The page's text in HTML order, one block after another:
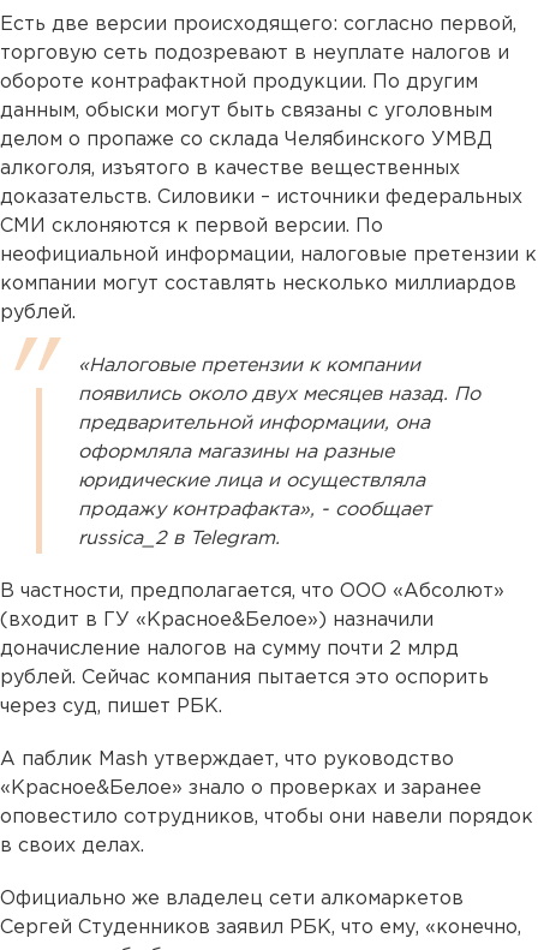
Есть две версии происходящего: согласно первой,
торговую сеть подозревают в неуплате налогов и
обороте контрафактной продукции. По другим
данным, обыски могут быть связаны с уголовным
делом о пропаже со склада Челябинского УМВД
алкоголя, изъятого в качестве вещественных
доказательств. Силовики – источники федеральных
СМИ склоняются к первой версии. По
неофициальной информации, налоговые претензии к
компании могут составлять несколько миллиардов
рублей.
«Налоговые претензии к компании
появились около двух месяцев назад. По
предварительной информации, она
оформляла магазины на разные
юридические лица и осуществляла
продажу контрафакта», - сообщает
russica_2 в Telegram.
В частности, предполагается, что ООО «Абсолют»
(входит в ГУ «Красное&Белое») назначили
доначисление налогов на сумму почти 2 млрд
рублей. Сейчас компания пытается это оспорить
через суд, пишет РБК.
А паблик Mash утверждает, что руководство
«Красное&Белое» знало о проверках и заранее
оповестило сотрудников, чтобы они навели порядок
в своих делах.
Официально же владелец сети алкомаркетов
Сергей Студенников заявил РБК, что ему, «конечно,